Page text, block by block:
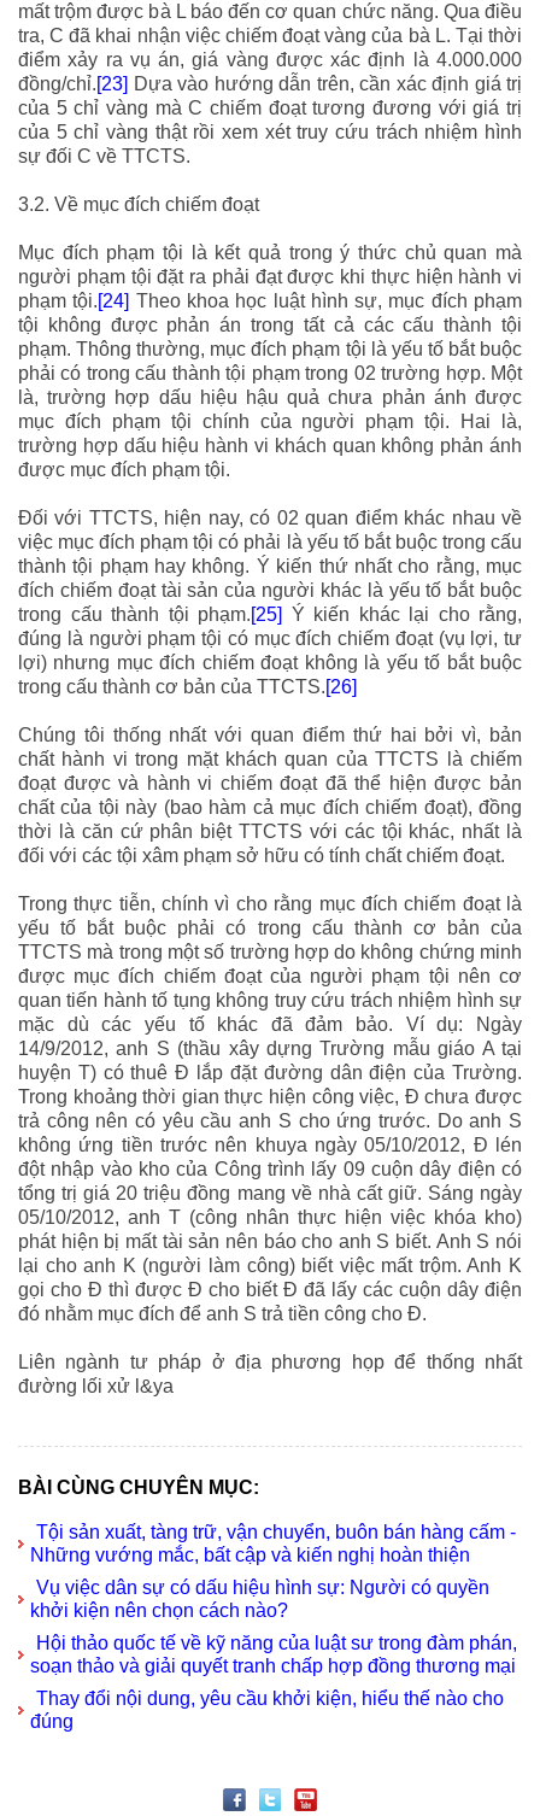
mất trộm được bà L báo đến cơ quan chức năng. Qua điều
tra, C đã khai nhận việc chiếm đoạt vàng của bà L. Tại thời
điểm xảy ra vụ án, giá vàng được xác định là 4.000.000
đồng/chỉ.[23] Dựa vào hướng dẫn trên, cần xác định giá trị
của 5 chỉ vàng mà C chiếm đoạt tương đương với giá trị
của 5 chỉ vàng thật rồi xem xét truy cứu trách nhiệm hình
sự đối C về TTCTS.
3.2. Về mục đích chiếm đoạt
Mục đích phạm tội là kết quả trong ý thức chủ quan mà
người phạm tội đặt ra phải đạt được khi thực hiện hành vi
phạm tội.[24] Theo khoa học luật hình sự, mục đích phạm
tội không được phản án trong tất cả các cấu thành tội
phạm. Thông thường, mục đích phạm tội là yếu tố bắt buộc
phải có trong cấu thành tội phạm trong 02 trường hợp. Một
là, trường hợp dấu hiệu hậu quả chưa phản ánh được
mục đích phạm tội chính của người phạm tội.
Hai là,
trường hợp dấu hiệu hành vi khách quan không phản ánh
được mục đích phạm tội.
Đối với TTCTS, hiện nay, có 02 quan điểm khác nhau về
việc mục đích phạm tội có phải là yếu tố bắt buộc trong cấu
thành tội phạm hay không. Ý kiến thứ nhấtcho rằng, mục
đích chiếm đoạt tài sản của người khác là yếu tố bắt buộc
trong cấu thành tội phạm.[25] Ý kiến kháclại cho rằng,
đúng là người phạm tội có mục đích chiếm đoạt (vụ lợi, tư
lợi) nhưng mục đích chiếm đoạt không là yếu tố bắt buộc
trong cấu thành cơ bản của TTCTS.[26]
Chúng tôi thống nhất với quan điểm thứ hai bởi vì, bản
chất hành vi trong mặt khách quan của TTCTS là chiếm
đoạt được và hành vi chiếm đoạt đã thể hiện được bản
chất của tội này (bao hàm cả mục đích chiếm đoạt), đồng
thời là căn cứ phân biệt TTCTS với các tội khác, nhất là
đối với các tội xâm phạm sở hữu có tính chất chiếm đoạt.
Trong thực tiễn, chính vì cho rằng mục đích chiếm đoạt là
yếu tố bắt buộc phải có trong cấu thành cơ bản của
TTCTS mà trong một số trường hợp do không chứng minh
được mục đích chiếm đoạt của người phạm tội nên cơ
quan tiến hành tố tụng không truy cứu trách nhiệm hình sự
mặc dù các yếu tố khác đã đảm bảo. Ví dụ: Ngày
14/9/2012, anh S (thầu xây dựng Trường mẫu giáo A tại
huyện T) có thuê Đ lắp đặt đường dân điện của Trường.
Trong khoảng thời gian thực hiện công việc, Đ chưa được
trả công nên có yêu cầu anh S cho ứng trước. Do anh S
không ứng tiền trước nên khuya ngày 05/10/2012, Đ lén
đột nhập vào kho của Công trình lấy 09 cuộn dây điện có
tổng trị giá 20 triệu đồng mang về nhà cất giữ. Sáng ngày
05/10/2012, anh T (công nhân thực hiện việc khóa kho)
phát hiện bị mất tài sản nên báo cho anh S biết. Anh S nói
lại cho anh K (người làm công) biết việc mất trộm. Anh K
gọi cho Đ thì được Đ cho biết Đ đã lấy các cuộn dây điện
đó nhằm mục đích để anh S trả tiền công cho Đ.
Liên ngành tư pháp ở địa phương họp để thống nhất
đường lối xử l&ya
BÀI CÙNG CHUYÊN MỤC:
Tội sản xuất, tàng trữ, vận chuyển, buôn bán hàng cấm -
Những vướng mắc, bất cập và kiến nghị hoàn thiện
Vụ việc dân sự có dấu hiệu hình sự: Người có quyền
khởi kiện nên chọn cách nào?
Hội thảo quốc tế về kỹ năng của luật sư trong đàm phán,
soạn thảo và giải quyết tranh chấp hợp đồng thương mại
Thay đổi nội dung, yêu cầu khởi kiện, hiểu thế nào cho
đúng